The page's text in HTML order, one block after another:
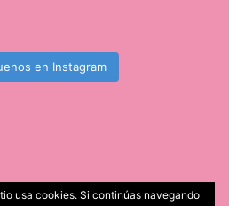
en Instagram
usa cookies. Si continúas navegando